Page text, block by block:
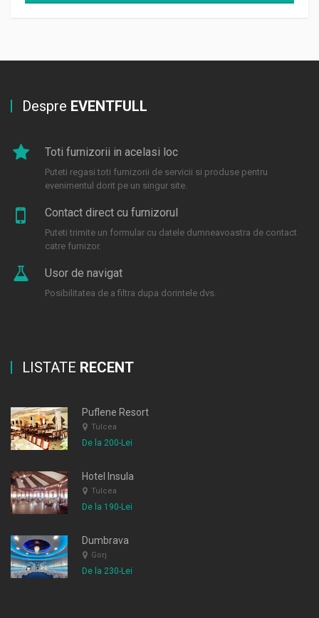
Despre EVENTFULL
Toti furnizorii in acelasi loc
Puteti regasi toti furnizorii de servicii si produse pentru
evenimentul dorit pe un singur site.
Contact direct cu furnizorul
Puteti trimite un formular cu datele dumneavoastra de contact
catre furnizor.
Usor de navigat
Posibilitatea de a filtra dupa dorintele dvs.
LISTATE RECENT
Puflene Resort
Tulcea
De la 200-Lei
Hotel Insula
Tulcea
De la 190-Lei
Dumbrava
Gorj
De la 230-Lei